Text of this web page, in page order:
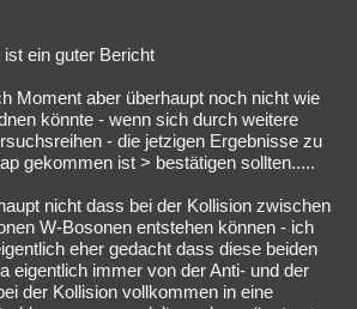
ein guter Bericht
Moment aber überhaupt noch nicht wie
könnte - wenn sich durch weitere
- die jetzigen Ergebnisse zu
gekommen ist > bestätigen sollten.....
nicht dass bei der Kollision zwischen
W-Bosonen entstehen können - ich
eher gedacht dass diese beiden
eigentlich immer von der Anti- und der
der Kollision vollkommen in eine